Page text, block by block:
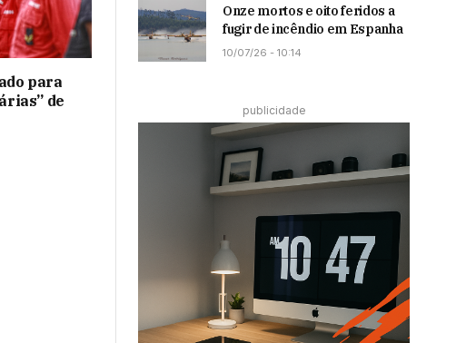
para
de
Onze mortos e oito feridos a
fugir de incêndio em Espanha
10/07/26 - 10:14
publicidade